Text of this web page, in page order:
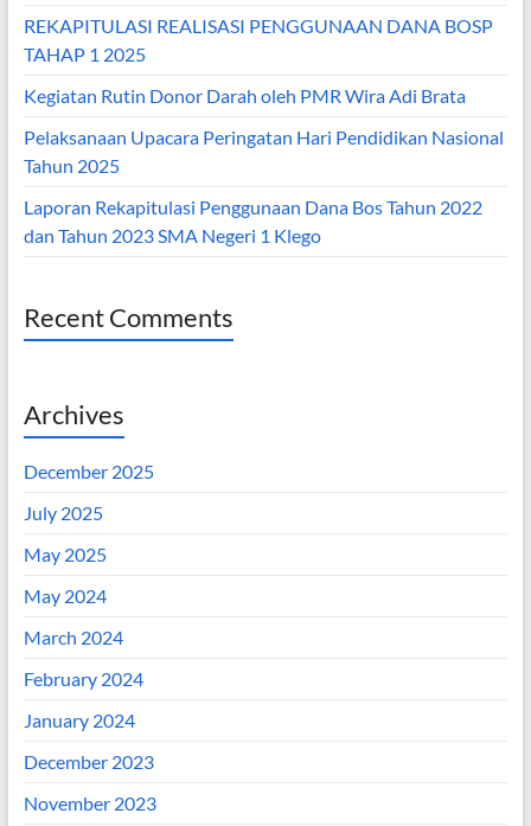
REKAPITULASI REALISASI PENGGUNAAN DANA BOSP
TAHAP 1 2025
Kegiatan Rutin Donor Darah oleh PMR Wira Adi Brata
Pelaksanaan Upacara Peringatan Hari Pendidikan Nasional
Tahun 2025
Laporan Rekapitulasi Penggunaan Dana Bos Tahun 2022
dan Tahun 2023 SMA Negeri 1 Klego
Recent Comments
Archives
December 2025
July 2025
May 2025
May 2024
March 2024
February 2024
January 2024
December 2023
November 2023